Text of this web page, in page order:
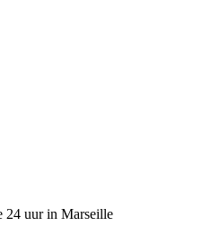
24 uur in Marseille